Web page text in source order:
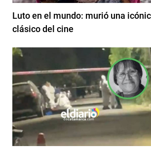
Luto en el mundo: murió una
clásico del cine